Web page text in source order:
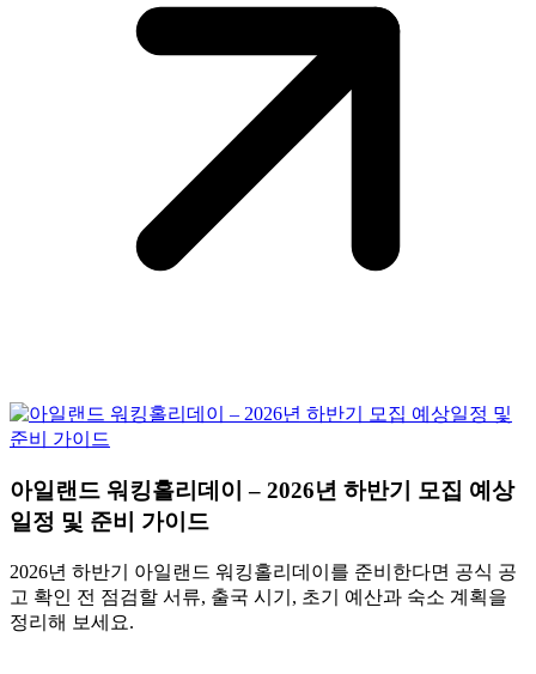
아일랜드 워킹홀리데이 – 2026년 하반기 모집 예상
일정 및 준비 가이드
2026년 하반기 아일랜드 워킹홀리데이를 준비한다면 공식 공
고 확인 전 점검할 서류, 출국 시기, 초기 예산과 숙소 계획을
정리해 보세요.